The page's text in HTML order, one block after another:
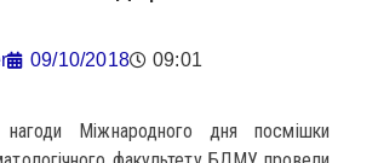
09/10/2018 09:01
Міжнародного дня посмішки